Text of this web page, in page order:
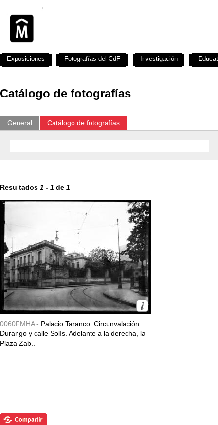
Catálogo de fotografías
General Catálogo de fotografías
Resultados 1 - 1 de 1
0060FMHA - Palacio Taranco. Circunvalación
Durango y calle Solís. Adelante a la derecha, la
Plaza Zab...
Exposiciones Fotografías del CdF Investigación